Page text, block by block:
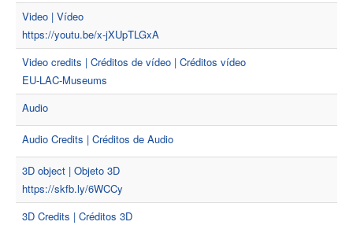
Video | Vídeo
https://youtu.be/x-jXUpTLGxA
Video credits | Créditos de vídeo | Créditos vídeo
EU-LAC-Museums
Audio
Audio Credits | Créditos de Audio
3D object | Objeto 3D
https://skfb.ly/6WCCy
3D Credits | Créditos 3D